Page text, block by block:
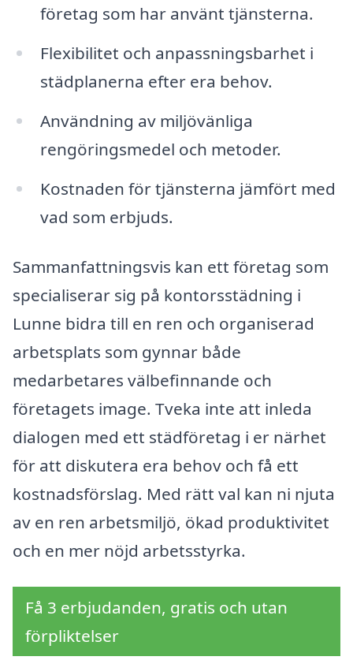
företag som har använt tjänsterna.
Flexibilitet och anpassningsbarhet i
städplanerna efter era behov.
Användning av miljövänliga
rengöringsmedel och metoder.
Kostnaden för tjänsterna jämfört med
vad som erbjuds.
Sammanfattningsvis kan ett företag som
specialiserar sig på kontorsstädning i
Lunne bidra till en ren och organiserad
arbetsplats som gynnar både
medarbetares välbefinnande och
företagets image. Tveka inte att inleda
dialogen med ett städföretag i er närhet
för att diskutera era behov och få ett
kostnadsförslag. Med rätt val kan ni njuta
av en ren arbetsmiljö, ökad produktivitet
och en mer nöjd arbetsstyrka.
Få 3 erbjudanden, gratis och utan
förpliktelser